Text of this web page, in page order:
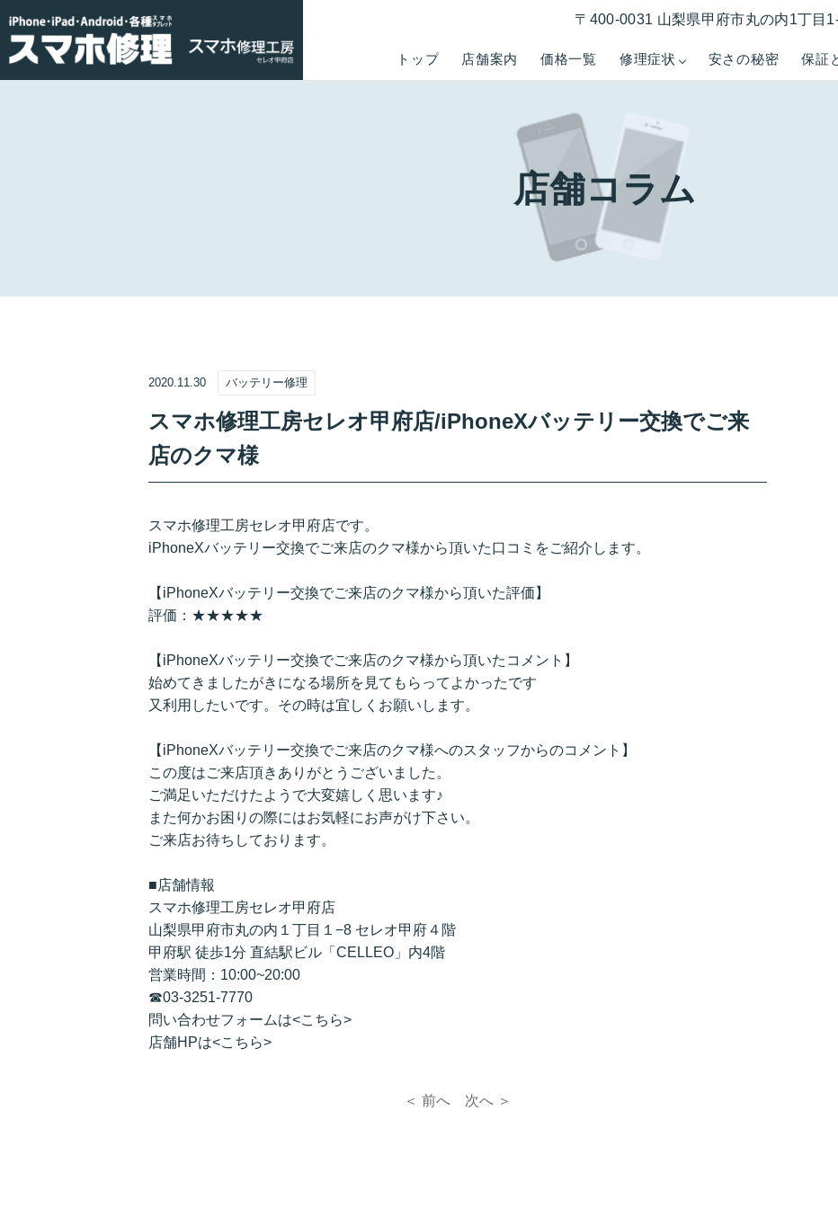
トップ 店舗案内 価格一覧 修理症状 安さの秘密 保証
〒400-0031 山梨県甲府市丸の内1丁目
店舗コラム
2020.11.30 バッテリー修理
スマホ修理工房セレオ甲府店/iPhoneXバッテリー交換でご来
店のクマ様
スマホ修理工房セレオ甲府店です。
iPhoneXバッテリー交換でご来店のクマ様から頂いた口コミをご紹介します。
【iPhoneXバッテリー交換でご来店のクマ様から頂いた評価】
評価：★★★★★
【iPhoneXバッテリー交換でご来店のクマ様から頂いたコメント】
始めてきましたがきになる場所を見てもらってよかったです
又利用したいです。その時は宜しくお願いします。
【iPhoneXバッテリー交換でご来店のクマ様へのスタッフからのコメント】
この度はご来店頂きありがとうございました。
ご満足いただけたようで大変嬉しく思います♪
また何かお困りの際にはお気軽にお声がけ下さい。
ご来店お待ちしております。
■店舗情報
スマホ修理工房セレオ甲府店
山梨県甲府市丸の内１丁目１−8 セレオ甲府４階
甲府駅 徒歩1分 直結駅ビル「CELLEO」内4階
営業時間：10:00~20:00
☎03-3251-7770
問い合わせフォームは<こちら>
店舗HPは<こちら>
＜ 前へ 次へ ＞